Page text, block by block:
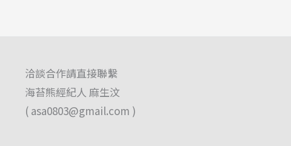
洽談合作請直接聯繫
海苔熊經紀人 麻生汶
( asa0803@gmail.com )